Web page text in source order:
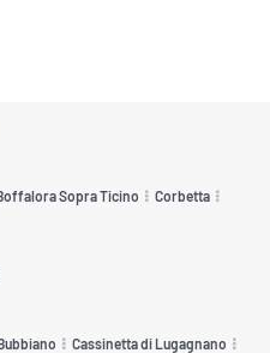
Sopra Ticino Corbetta
Cassinetta di Lugagnano